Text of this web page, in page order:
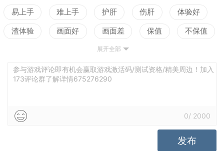
易上手 难上手 护肝 伤肝 体验好
渣体验 画面好 画面差 保值 不保值
测试
展开全部
参与游戏评论即有机会赢取游戏激活码/测试资格/精美周边！加入
173评论群了解详情675276290
0/ 2000
发布